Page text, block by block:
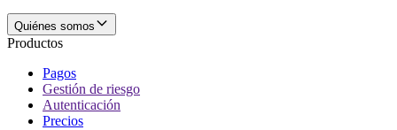
Quiénes somos
Productos
Pagos
Gestión de riesgo
Autenticación
Precios